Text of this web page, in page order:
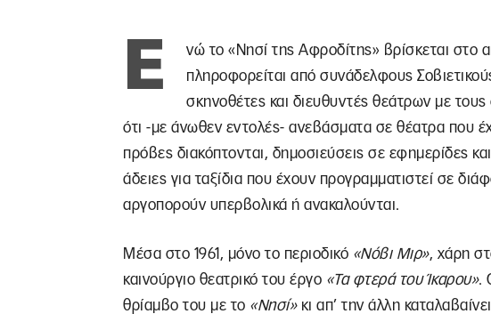
Ε
νώ το «Νησί της Αφροδίτης» βρίσκεται στο
πληροφορείται από συνάδελφους
σκηνοθέτες και διευθυντές θεάτρων με
ότι -με άνωθεν εντολές- ανεβάσματα σε θέατρα που
πρόβες διακόπτονται, δημοσιεύσεις σε εφημερίδες
άδειες για ταξίδια που έχουν προγραμματιστεί σε
αργοπορούν υπερβολικά ή ανακαλούνται.
Μέσα στο 1961, μόνο το περιοδικό «Νόβι Μιρ», χάρη
καινούργιο θεατρικό του έργο «Τα φτερά του Ίκαρου».
θρίαμβο του με το «Νησί»κι απ’ την άλλη